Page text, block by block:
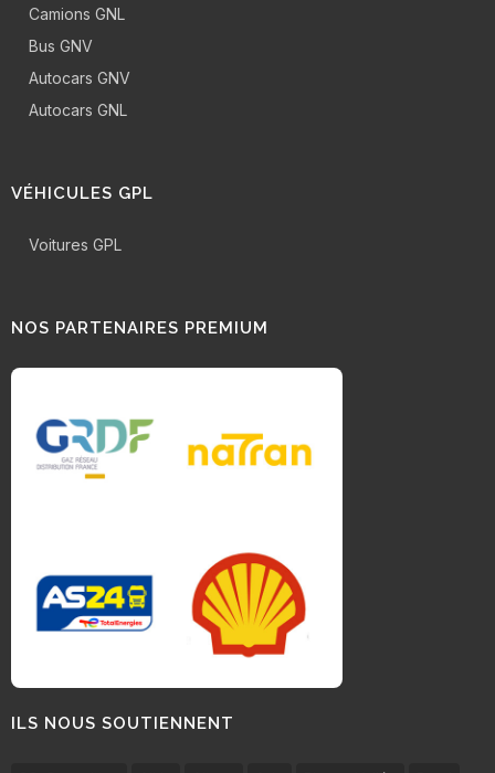
Camions GNL
Bus GNV
Autocars GNV
Autocars GNL
VÉHICULES GPL
Voitures GPL
NOS PARTENAIRES PREMIUM
ILS NOUS SOUTIENNENT